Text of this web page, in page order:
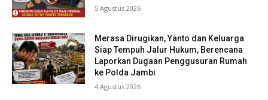
5 Agustus 2026
Merasa Dirugikan, Yanto dan Keluarga
Siap Tempuh Jalur Hukum, Berencana
Laporkan Dugaan Penggusuran Rumah
ke Polda Jambi
4 Agustus 2026